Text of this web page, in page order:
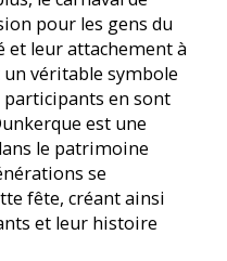
pour les gens du
leur attachement à
véritable symbole
participants en sont
est une
le patrimoine
se
fête, créant ainsi
et leur histoire